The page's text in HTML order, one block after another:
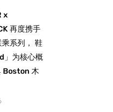
x
再度携手
系列， 鞋
」为核心概
Boston 木